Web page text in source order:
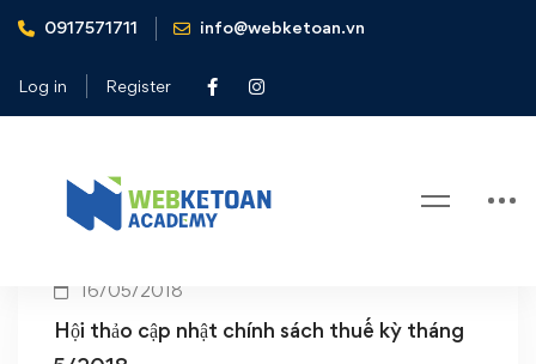
0917571711 info@webketoan.vn
Log in Register
Home quy định mới
Tag: quy định mới
16/05/2018
Hội thảo cập nhật chính sách thuế kỳ tháng